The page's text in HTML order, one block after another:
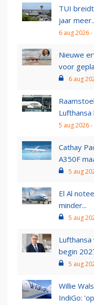
TUI
jaar
6 aug 2026
Nieuwe
voor
6 aug
Lufthansa
5 aug 2026 -
Cathay
A350F
5 aug
El Al
minder...
5 aug
begin
5 aug
Willie
IndiGo: